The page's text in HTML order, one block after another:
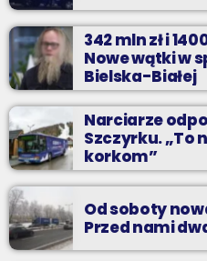
342 mln zł i
Nowe wątki w
Bielska-Białej
Narciarze
Szczyrku. „To
korkom”
Od soboty
Przed nami